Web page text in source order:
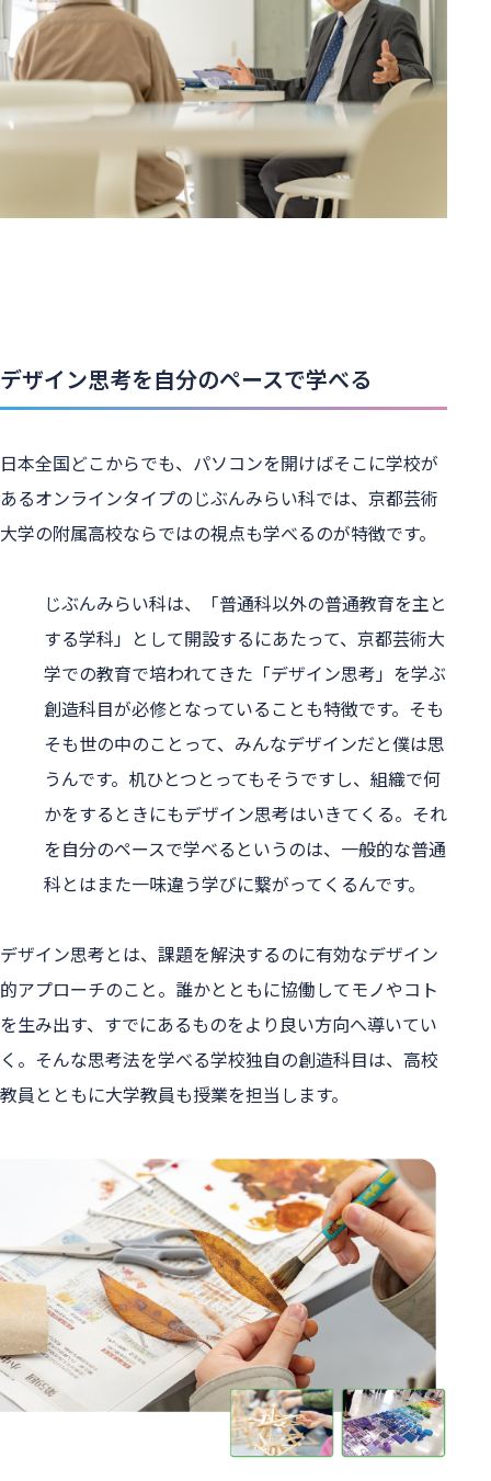
デザイン思考を自分のペースで学べる
日本全国どこからでも、パソコンを開けばそこに学校が
あるオンラインタイプのじぶんみらい科では、京都芸術
大学の附属高校ならではの視点も学べるのが特徴です。
じぶんみらい科は、「普通科以外の普通教育を主と
する学科」として開設するにあたって、京都芸術大
学での教育で培われてきた「デザイン思考」を学ぶ
創造科目が必修となっていることも特徴です。そも
そも世の中のことって、みんなデザインだと僕は思
うんです。机ひとつとってもそうですし、組織で何
かをするときにもデザイン思考はいきてくる。それ
を自分のペースで学べるというのは、一般的な普通
科とはまた一味違う学びに繋がってくるんです。
デザイン思考とは、課題を解決するのに有効なデザイン
的アプローチのこと。誰かとともに協働してモノやコト
を生み出す、すでにあるものをより良い方向へ導いてい
く。そんな思考法を学べる学校独自の創造科目は、高校
教員とともに大学教員も授業を担当します。